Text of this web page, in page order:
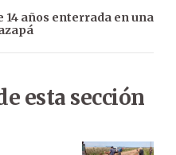
14 años enterrada en una
esta sección